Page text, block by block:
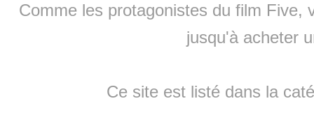
Comme les protagonistes du film Five,
jusqu'à acheter
Ce site est listé dans la